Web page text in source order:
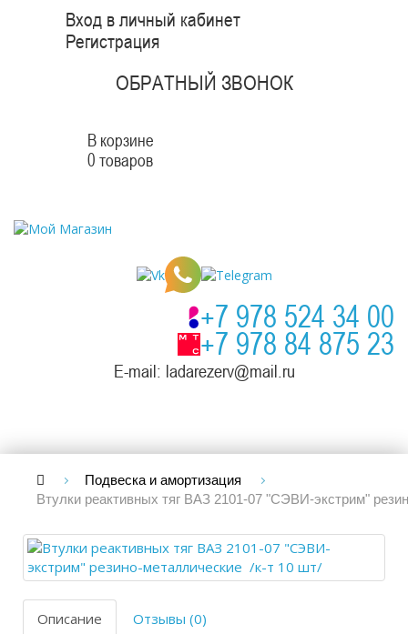
Вход в личный кабинет
Регистрация
ОБРАТНЫЙ ЗВОНОК
В корзине
0 товаров
+7 978 524 34 00
+7 978 84 875 23
E-mail: ladarezerv@mail.ru
Подвеска и амортизация
Втулки реактивных тяг ВАЗ 2101-07 "СЭВИ-экстрим"
Описание Отзывы (0)